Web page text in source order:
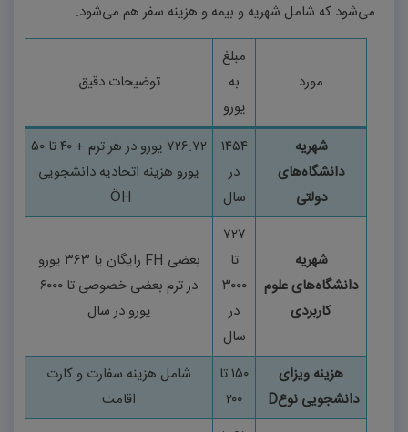
می‌شود که شامل شهریه و بیمه و هزینه سفر هم می‌شود.
مورد
مبلغ
به
یورو
توضیحات دقیق
شهریه
دانشگاه‌های
دولتی
۱۴۵۴
در
سال
۷۲۶.۷۲ یورو در هر ترم + ۴۰تا ۵۰
یورو هزینه اتحادیه دانشجویی
ÖH
شهریه
دانشگاه‌های علوم
کاربردی
۷۲۷
تا
۳۰۰۰
در
سال
بعضی FH رایگان یا ۳۶۳ یورو
در ترم بعضی خصوصی تا ۶۰۰۰
یورو در سال
هزینه ویزای
دانشجویی نوعD
۱۵۰تا
۲۰۰
شامل هزینه سفارت و کارت
اقامت